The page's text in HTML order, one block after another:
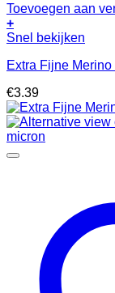
Toevoegen aan
+
Snel bekijken
Extra Fijne
€3.39